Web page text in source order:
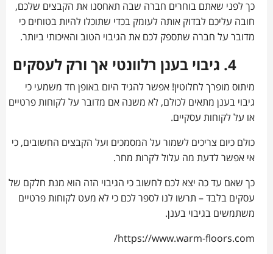
כך לפני שאתם בוחרים חברה שבה תאחסנו את הקבצים שלכם,
חובה עליכם לבדוק אותה לעומק בכדי שתוכלו להיות בטוחים כי
מדובר על חברה שתספק לכם את הגיבוי הטוב והאיכותי ביותר.
מיתוס מופרך לחלוטין! אפשר להגיד היום באופן חד משמעי כי
גיבוי בענן מתאים לכולם, לא משנה אם מדובר על לקוחות פרטיים
או על לקוחות עסקיים.
כולם כיום צריכים לשמור על המסמכים ועל הקבצים החשובים, כי
אי אפשר לדעת מה עלול לקרות מחר.
כך שאם עד כה יצא לכם לחשוב כי הגיבוי הזה הוא מנת חלקם של
עסקים בלבד – תרשו לנו לספר לכם כי לא מעט לקוחות פרטיים
משתמשים בגיבוי בענן.
https://www.warm-floors.com/